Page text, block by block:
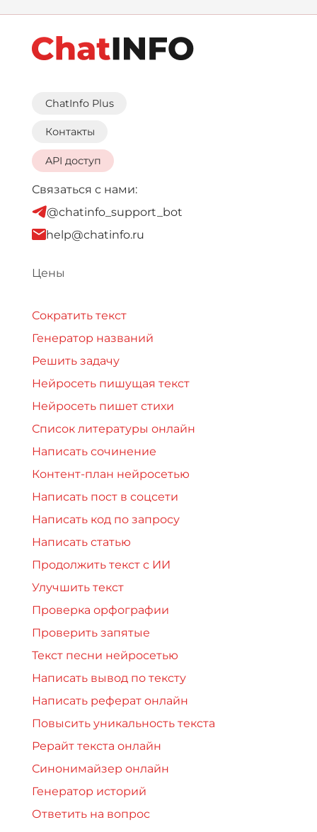
ChatInfo Plus
Контакты
API доступ
Связаться с нами:
@chatinfo_support_bot
help@chatinfo.ru
Цены
Сократить текст
Генератор названий
Решить задачу
Нейросеть пишущая текст
Нейросеть пишет стихи
Список литературы онлайн
Написать сочинение
Контент-план нейросетью
Написать пост в соцсети
Написать код по запросу
Написать статью
Продолжить текст с ИИ
Улучшить текст
Проверка орфографии
Проверить запятые
Текст песни нейросетью
Написать вывод по тексту
Написать реферат онлайн
Повысить уникальность текста
Рерайт текста онлайн
Синонимайзер онлайн
Генератор историй
Ответить на вопрос